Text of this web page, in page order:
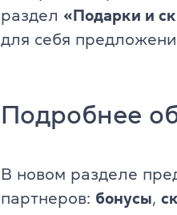
Платформа Grade
ТOEFL
Young Learners (для
раздел «Подарки и
для себя
Подробнее
В новом разделе
партнеров: бонусы,